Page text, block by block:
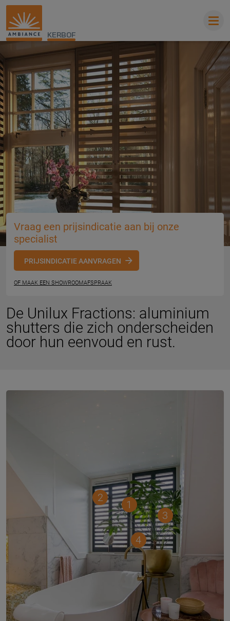
KERBOF
Vraag een prijsindicatie aan bij onze
specialist
PRIJSINDICATIE AANVRAGEN
OF MAAK EEN SHOWROOMAFSPRAAK
De Unilux Fractions: aluminium
shutters die zich onderscheiden
door hun eenvoud en rust.
1
2
3
4